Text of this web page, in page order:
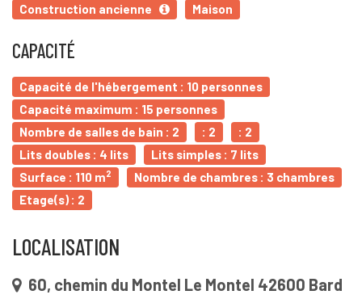
Construction ancienne Maison
CAPACITÉ
Capacité de l'hébergement : 10 personnes
Capacité maximum : 15 personnes
Nombre de salles de bain : 2
: 2
: 2
Lits doubles : 4 lits
Lits simples : 7 lits
Surface : 110 m2
Nombre de chambres : 3 chambres
Etage(s) : 2
LOCALISATION
60, chemin du Montel Le Montel 42600 Bard